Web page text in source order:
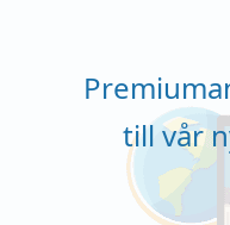
till vår